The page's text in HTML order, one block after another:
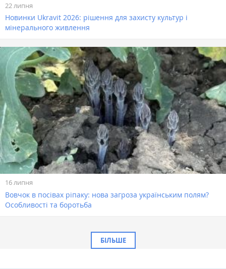
22 липня
Новинки Ukravit 2026: рішення для захисту культур і
мінерального живлення
16 липня
Вовчок в посівах ріпаку: нова загроза українським полям?
Особливості та боротьба
БІЛЬШЕ